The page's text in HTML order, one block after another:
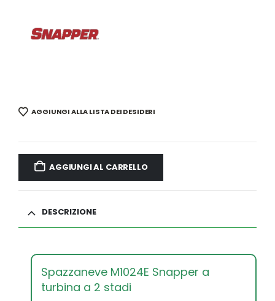
AGGIUNGI ALLA LISTA DEI DESIDERI
AGGIUNGI AL CARRELLO
DESCRIZIONE
Spazzaneve M1024E Snapper a
turbina a 2 stadi